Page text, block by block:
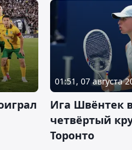
01:51, 07 августа
Ига Швёнтек
четвёртый
Торонто